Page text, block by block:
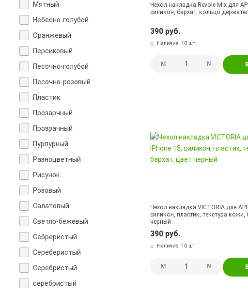
Мятный
Небесно-голубой
Оранжевый
Персиковый
Песочно-голубой
Песочно-розовый
Пластик
Прозарчный
Прозрачный
Пурпурный
Разноцветный
Рисунок
Розовый
Салатовый
Светло-бежевый
Себреристый
Сереберистый
Серебристый
серебристый
Чехол накладка Revole Mix для
силикон, бархат, кольцо
390 руб.
Наличие: 10 шт.
Чехол накладка VICTORIA для
силикон, пластик, текстура кожи,
черный
390 руб.
Наличие: 10 шт.